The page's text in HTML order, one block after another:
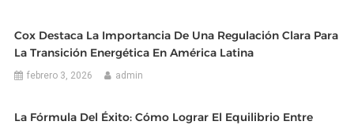
Cox Destaca La Importancia De Una Regulación Clara Para
La Transición Energética En América Latina
febrero 3, 2026 admin
La Fórmula Del Éxito: Cómo Lograr El Equilibrio Entre